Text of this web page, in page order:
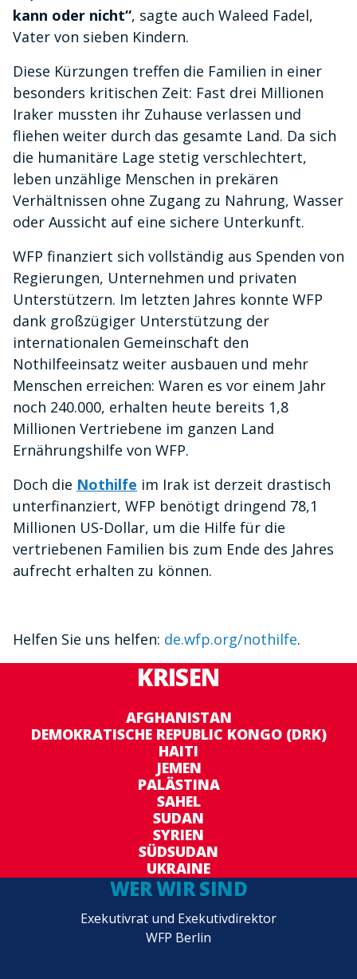
kann oder nicht“, sagte auch Waleed Fadel,
Vater von sieben Kindern.
Diese Kürzungen treffen die Familien in einer
besonders kritischen Zeit: Fast drei Millionen
Iraker mussten ihr Zuhause verlassen und
fliehen weiter durch das gesamte Land. Da sich
die humanitäre Lage stetig verschlechtert,
leben unzählige Menschen in prekären
Verhältnissen ohne Zugang zu Nahrung, Wasser
oder Aussicht auf eine sichere Unterkunft.
WFP finanziert sich vollständig aus Spenden von
Regierungen, Unternehmen und privaten
Unterstützern. Im letzten Jahres konnte WFP
dank großzügiger Unterstützung der
internationalen Gemeinschaft den
Nothilfeeinsatz weiter ausbauen und mehr
Menschen erreichen: Waren es vor einem Jahr
noch 240.000, erhalten heute bereits 1,8
Millionen Vertriebene im ganzen Land
Ernährungshilfe von WFP.
Doch die Nothilfe im Irak ist derzeit drastisch
unterfinanziert, WFP benötigt dringend 78,1
Millionen US-Dollar, um die Hilfe für die
vertriebenen Familien bis zum Ende des Jahres
aufrecht erhalten zu können.
Helfen Sie uns helfen: de.wfp.org/nothilfe.
KRISEN
AFGHANISTAN
DEMOKRATISCHE REPUBLIC KONGO (DRK)
HAITI
JEMEN
PALÄSTINA
SAHEL
SUDAN
SYRIEN
SÜDSUDAN
UKRAINE
WER WIR SIND
Exekutivrat und Exekutivdirektor
WFP Berlin